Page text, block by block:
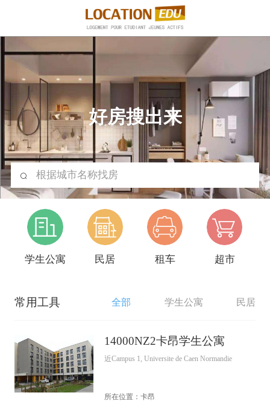
好房搜出来
根据城市名称找房
学生公寓 民居 租车 超市
常用工具 全部 学生公寓 民居
14000NZ2卡昂学生公寓
近Campus 1, Universite de Caen Normandie
所在位置：卡昂